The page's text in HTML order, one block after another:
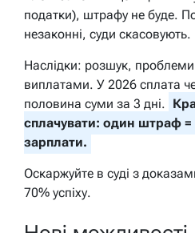
податки), штрафу не буде.
незаконні, суди скасовують.
Наслідки: розшук,
виплатами. У 2026 сплата
половина суми за 3 дні.
сплачувати: один штраф =
зарплати.
Оскаржуйте в суді з
70% успіху.